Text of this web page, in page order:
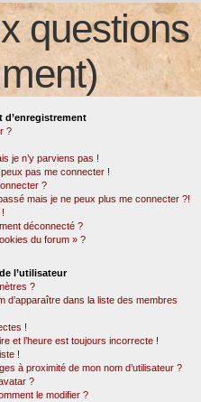
d’enregistrement
?
je n’y parviens pas !
pas me connecter !
?
mais je ne peux plus me connecter ?!
déconnecté ?
du forum » ?
l’utilisateur
?
d’apparaître dans la liste des membres
!
et l’heure est toujours incorrecte !
!
à proximité de mon nom d’utilisateur ?
?
le modifier ?